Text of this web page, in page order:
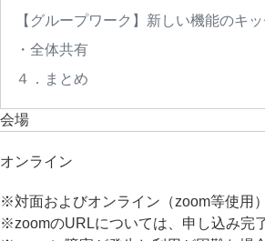
【グループワーク】新しい機能のキ
・全体共有
４．まとめ
会場
オンライン
※対面およびオンライン（zoom等使用
※zoomのURLについては、申し込み完